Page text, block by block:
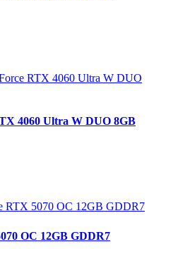
4060 Ultra W DUO 8GB
OC 12GB GDDR7